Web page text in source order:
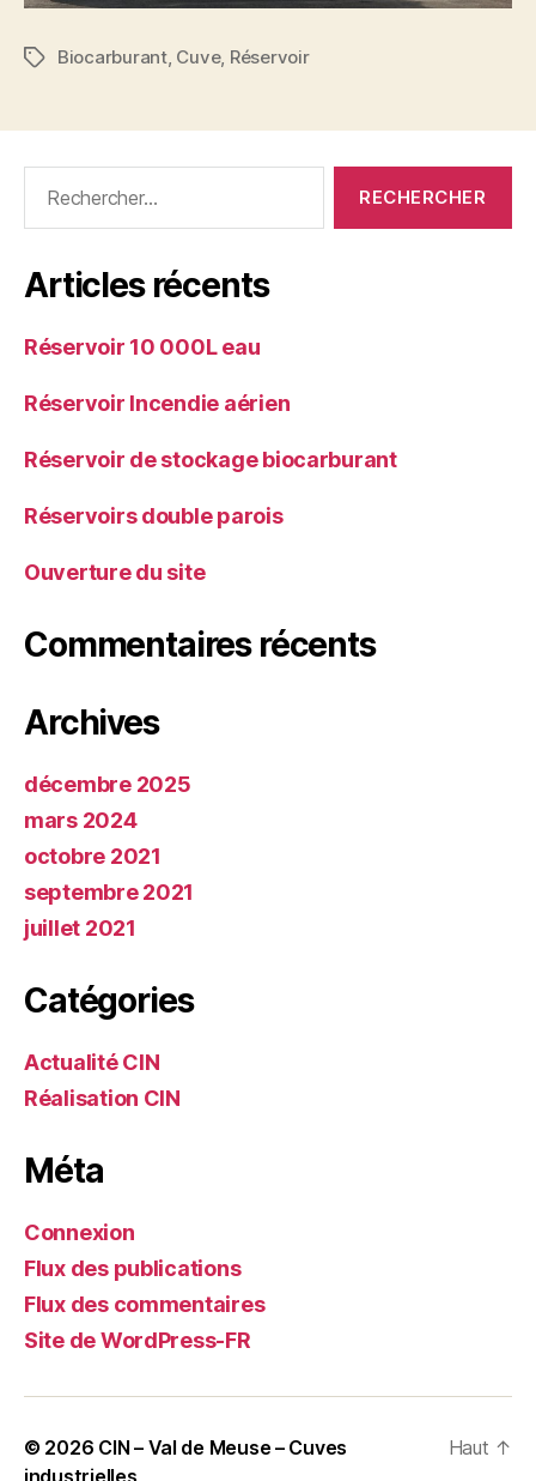
Biocarburant, Cuve, Réservoir
Articles récents
Réservoir 10 000L eau
Réservoir Incendie aérien
Réservoir de stockage biocarburant
Réservoirs double parois
Ouverture du site
Commentaires récents
Archives
décembre 2025
mars 2024
octobre 2021
septembre 2021
juillet 2021
Catégories
Actualité CIN
Réalisation CIN
Méta
Connexion
Flux des publications
Flux des commentaires
Site de WordPress-FR
© 2026 CIN – Val de Meuse – Cuves
Haut ↑